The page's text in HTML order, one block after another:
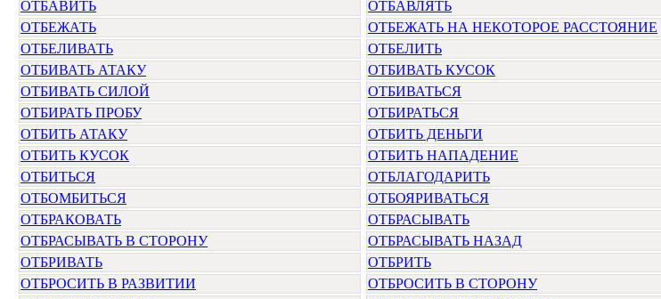
ОТБАВИТЬ
ОТБАВЛЯТЬ
ОТБЕЖАТЬ
ОТБЕЖАТЬ НА НЕКОТОРОЕ РАССТОЯНИЕ
ОТБЕЛИВАТЬ
ОТБЕЛИТЬ
ОТБИВАТЬ АТАКУ
ОТБИВАТЬ КУСОК
ОТБИВАТЬ СИЛОЙ
ОТБИВАТЬСЯ
ОТБИРАТЬ ПРОБУ
ОТБИРАТЬСЯ
ОТБИТЬ АТАКУ
ОТБИТЬ ДЕНЬГИ
ОТБИТЬ КУСОК
ОТБИТЬ НАПАДЕНИЕ
ОТБИТЬСЯ
ОТБЛАГОДАРИТЬ
ОТБОМБИТЬСЯ
ОТБОЯРИВАТЬСЯ
ОТБРАКОВАТЬ
ОТБРАСЫВАТЬ
ОТБРАСЫВАТЬ В СТОРОНУ
ОТБРАСЫВАТЬ НАЗАД
ОТБРИВАТЬ
ОТБРИТЬ
ОТБРОСИТЬ В РАЗВИТИИ
ОТБРОСИТЬ В СТОРОНУ